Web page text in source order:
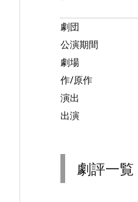
劇団
公演期間
劇場
作/原作
演出
出演
劇評一覧